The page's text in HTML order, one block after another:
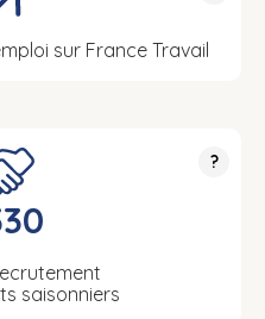
sur France Travail
?
saisonniers